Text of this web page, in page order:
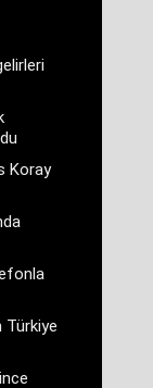
Koray
Türkiye